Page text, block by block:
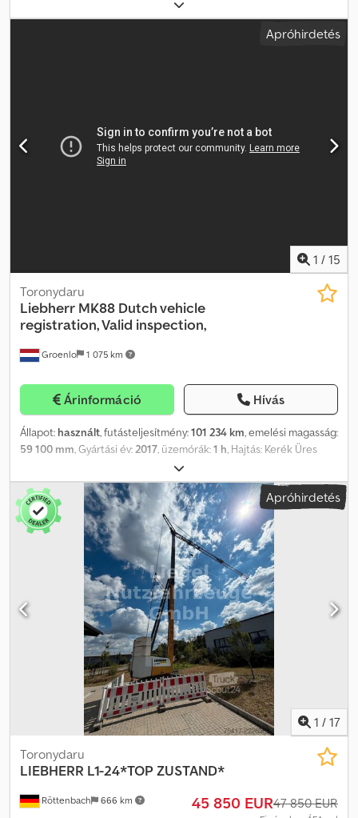
x 399 cm Gyári szám: Crjdpszdn Axjfx Ak Eef Első gumik állapota:
90 Hátsó gumik állapota: 90 További információért vegye fel a
Apróhirdetés
1 / 15
Groenlo 1 075 km
Toronydaru
Liebherr MK88 Dutch vehicle
registration, Valid inspection,
Árinformáció Hívás
Állapot: használt, futásteljesítmény:101 234 km, emelési magasság:
59 100 mm, Gyártási év:2017, üzemórák:1 h, Hajtás: Kerék Üres
tömeg: 48 000 kg Emelési kapacitás: 8 000 kg Sorozatszám:
Crjdsvl Dlvspfx Ak Eof Első abroncsok állapota: 90 Hátsó
abroncsok állapota: 90 Szállítási méretek (H x Sz x M): 16,85 x 2,75 x
3,99 További információkért forduljon a PFEIFER GROUP-hoz.
Apróhirdetés
1 / 17
Röttenbach 666 km
Toronydaru
LIEBHERR L1-24*TOP ZUSTAND*
45 850 EUR47 850 EUR